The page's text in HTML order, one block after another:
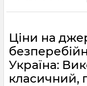
Ціни на
Україна:
класичний,